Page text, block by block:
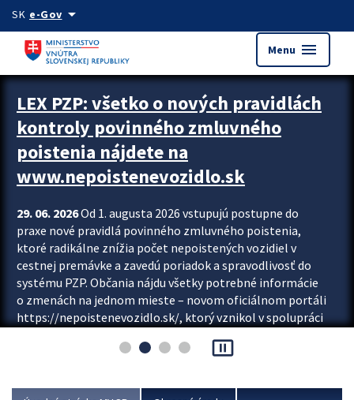
Preskocit na hlavný obsah
SK e-Govarrow_drop_down
Menu menu
Zastavit automatický posun upútavok
LEX PZP: všetko o nových pravidlách
kontroly povinného zmluvného
poistenia nájdete na
www.nepoistenevozidlo.sk
29. 06. 2026Od 1. augusta 2026 vstupujú postupne do
praxe nové pravidlá povinného zmluvného poistenia,
ktoré radikálne znížia počet nepoistených vozidiel v
cestnej premávke a zavedú poriadok a spravodlivosť do
systému PZP. Občania nájdu všetky potrebné informácie
o zmenách na jednom mieste – novom oficiálnom portáli
https://nepoistenevozidlo.sk/, ktorý vznikol v spolupráci
asociácie poisťovní (SLASPO) a Ministerstva vnútra SR.
pause_presentation